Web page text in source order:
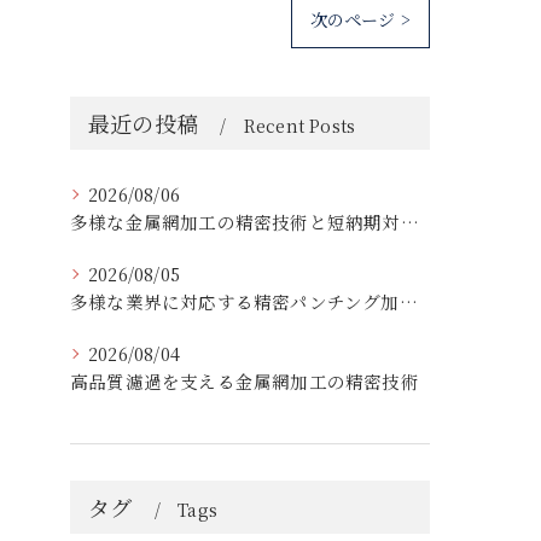
次のページ >
最近の投稿 Recent Posts
2026/08/06
多様な金属網加工の精密技術と短納期対応の実例
2026/08/05
多様な業界に対応する精密パンチング加工の実践技術
2026/08/04
高品質濾過を支える金属網加工の精密技術
タグ Tags